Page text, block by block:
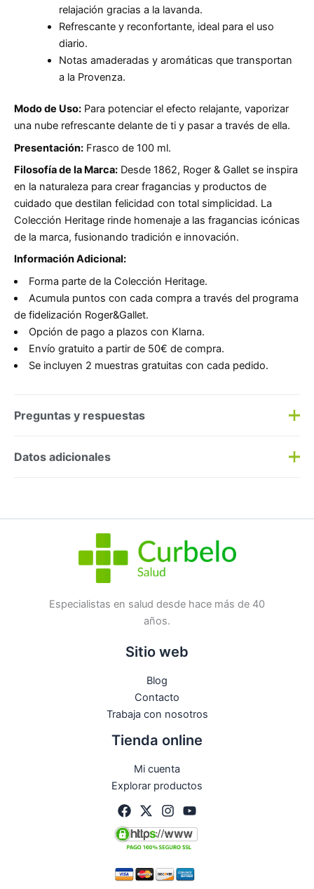
relajación gracias a la lavanda.
Refrescante y reconfortante, ideal para el uso
diario.
Notas amaderadas y aromáticas que transportan
a la Provenza.
Modo de Uso: Para potenciar el efecto relajante, vaporizar
una nube refrescante delante de ti y pasar a través de ella.
Presentación: Frasco de 100 ml.
Filosofía de la Marca: Desde 1862, Roger & Gallet se inspira
en la naturaleza para crear fragancias y productos de
cuidado que destilan felicidad con total simplicidad. La
Colección Heritage rinde homenaje a las fragancias icónicas
de la marca, fusionando tradición e innovación.
Información Adicional:
Forma parte de la Colección Heritage.
Acumula puntos con cada compra a través del programa
de fidelización Roger&Gallet.
Opción de pago a plazos con Klarna.
Envío gratuito a partir de 50€ de compra.
Se incluyen 2 muestras gratuitas con cada pedido.
Preguntas y respuestas
Preguntas y respuestas
No hay preguntas todavía
Datos adicionales
Especialistas en salud desde hace más de 40
años.
Sitio web
Blog
Contacto
Trabaja con nosotros
Tienda online
Mi cuenta
Explorar productos